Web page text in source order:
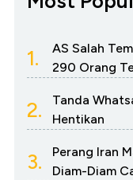
1.
AS Salah
290 Orang
2.
Tanda
Hentikan
3.
Perang Iran
Diam-Diam